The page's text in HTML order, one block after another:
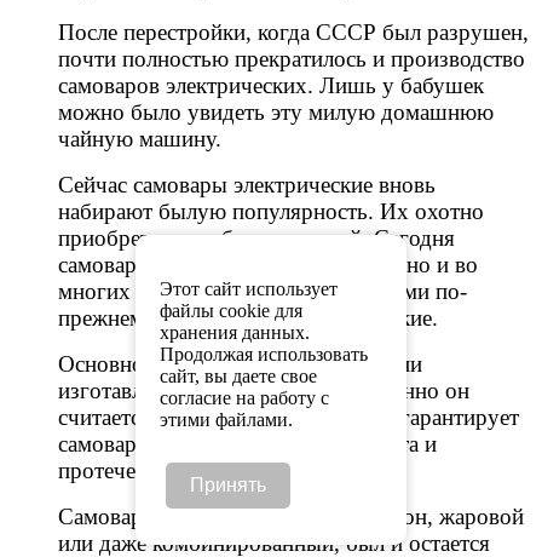
После перестройки, когда СССР был разрушен,
почти полностью прекратилось и производство
самоваров электрических. Лишь у бабушек
можно было увидеть эту милую домашнюю
чайную машину.
Сейчас самовары электрические вновь
набирают былую популярность. Их охотно
приобретает все больше людей. Сегодня
самовары делают не только в Туле, но и во
многих городах России. Но лучшими по-
прежнему считаются именно тульские.
Основной материал, из которого они
изготавливаются – это латунь. Именно он
считается наиболее подходящим и гарантирует
самовару долгую жизнь без ремонта и
протечек.
Самовар, не важно, электрический он, жаровой
или даже комбинированный, был и остается
Этот сайт использует
файлы cookie для
хранения данных.
Продолжая использовать
сайт, вы даете свое
согласие на работу с
этими файлами.
Принять